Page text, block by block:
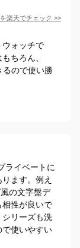
楽天でチェック >>
ォッチで
ちろん、
るので使い勝
ライベートに
ます。例え
の文字盤デ
性が良いで
リーズも洗
使いやすい